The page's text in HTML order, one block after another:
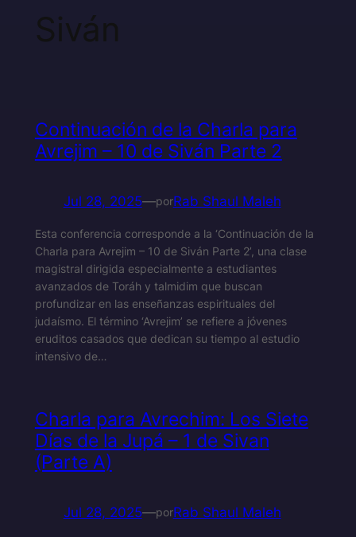
Siván
Continuación de la Charla para
Avrejim – 10 de Siván Parte 2
Jul 28, 2025—porRab Shaul Maleh
Esta conferencia corresponde a la ‘Continuación de la
Charla para Avrejim – 10 de Siván Parte 2’, una clase
magistral dirigida especialmente a estudiantes
avanzados de Toráh y talmidim que buscan
profundizar en las enseñanzas espirituales del
judaísmo. El término ‘Avrejim’ se refiere a jóvenes
eruditos casados que dedican su tiempo al estudio
intensivo de…
Charla para Avrechim: Los Siete
Días de la Jupá – 1 de Sivan
(Parte A)
Jul 28, 2025—porRab Shaul Maleh